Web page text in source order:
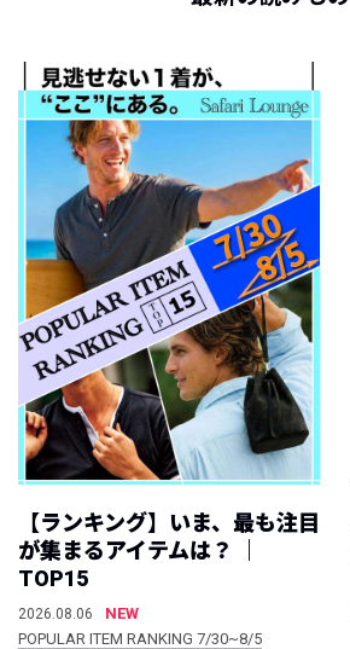
【ランキング】いま、最も注目
が集まるアイテムは？ ｜
TOP15
2026.08.06
NEW
POPULAR ITEM RANKING 7/30~8/5